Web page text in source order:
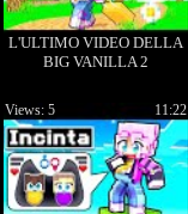
L'ULTIMO VIDEO DELLA
BIG VANILLA 2
11:22
Views: 5